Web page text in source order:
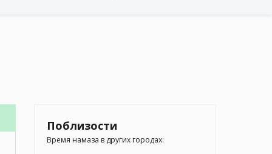
Поблизости
Время намаза в других городах: